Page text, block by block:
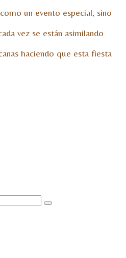
un evento especial, sino
vez se están asimilando
haciendo que esta fiesta